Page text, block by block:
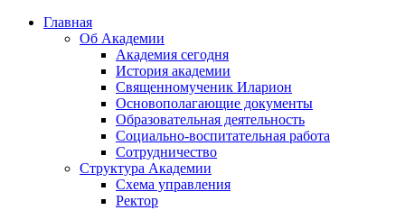
Главная
Об Академии
Академия сегодня
История академии
Священномученик Иларион
Основополагающие документы
Образовательная деятельность
Социально-воспитательная работа
Сотрудничество
Структура Академии
Схема управления
Ректор